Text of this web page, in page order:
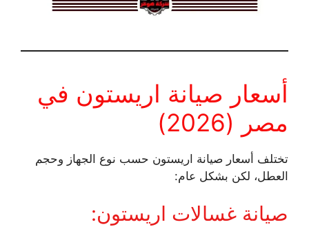
أسعار صيانة اريستون في
مصر (2026)
تختلف أسعار صيانة اريستون حسب نوع الجهاز وحجم
العطل، لكن بشكل عام:
صيانة غسالات اريستون: